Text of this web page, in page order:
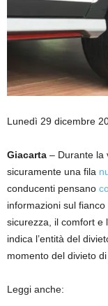
Lunedì 29 dicembre
Giacarta – Durante la
sicuramente una fila
conducenti pensano
informazioni sul
sicurezza, il comfort e
indica l’entità del
momento del divieto
Leggi anche: